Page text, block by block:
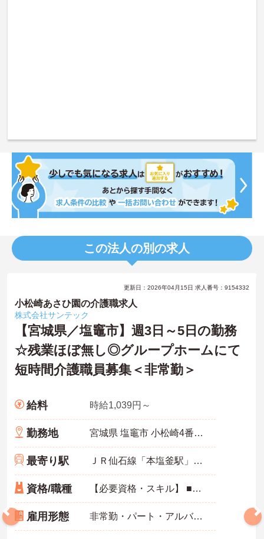
この法人の別の求人
更新日：2026年04月15日 求人番号：9154332
小松崎あさひ園の介護職求人
株式会社サンテック
【宮城県／塩竈市】週3日～5日の勤務
☆残業ほぼ無し◎グループホームにて
短時間介護職員募集＜非常勤＞
給料 時給1,039円～
勤務地 宮城県 塩竈市 小松崎4番45号
最寄り駅 ＪＲ仙石線「本塩釜駅」徒歩17分
資格/職種 【必要資格・スキル】 ■無資格・未経験可 ■普通自動車運転免許（AT限定可） ■介護職員初任者研修（ヘルパー2級）以上、介護経験あれば尚可
雇用形態 非常勤・パート・アルバイト